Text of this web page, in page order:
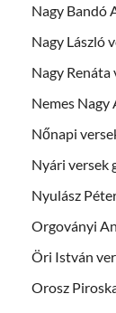
Nagy Bandó
Nagy László
Nagy Renáta
Nemes Nagy
Nőnapi
Nyári versek
Nyulász
Orgoványi
Öri István
Orosz